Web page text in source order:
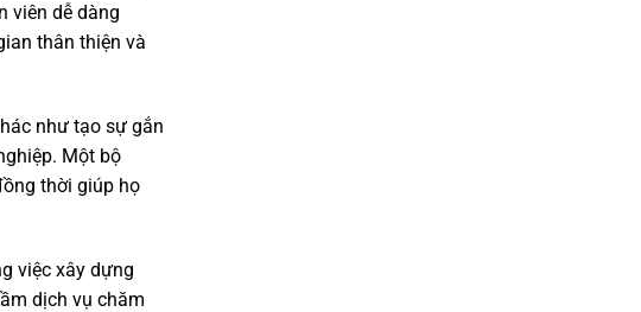
viên dễ dàng
thân thiện và
như tạo sự gắn
Một bộ
thời giúp họ
việc xây dựng
dịch vụ chăm